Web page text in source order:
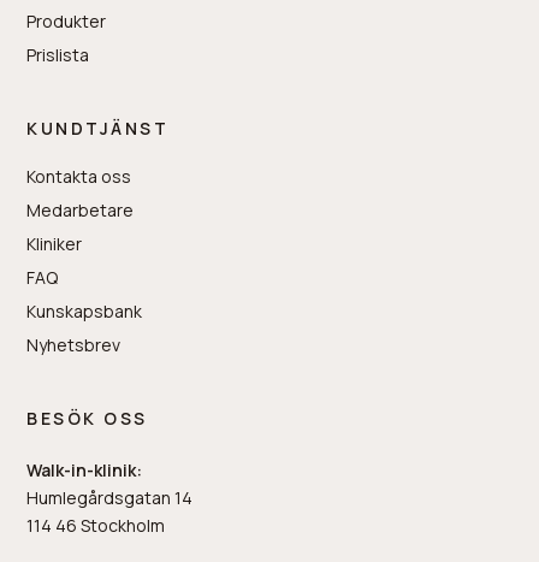
Produkter
Prislista
KUNDTJÄNST
Kontakta oss
Medarbetare
Kliniker
FAQ
Kunskapsbank
Nyhetsbrev
BESÖK OSS
Walk-in-klinik:
Humlegårdsgatan 14
114 46 Stockholm